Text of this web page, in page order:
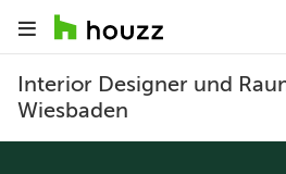
Interior Designer und
Wiesbaden